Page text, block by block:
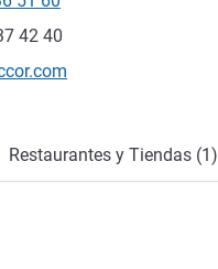
42 40
de contacto
Restaurantes y Tiendas (1)